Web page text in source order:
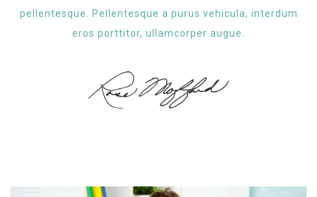
pellentesque. Pellentesque a purus vehicula, interdum
eros porttitor, ullamcorper augue.